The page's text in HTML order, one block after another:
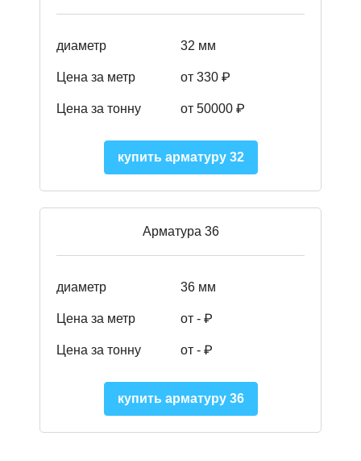
диаметр 32 мм
Цена за метр от 330 ₽
Цена за тонну от 50000 ₽
купить арматуру 32
Арматура 36
диаметр 36 мм
Цена за метр от - ₽
Цена за тонну от - ₽
купить арматуру 36